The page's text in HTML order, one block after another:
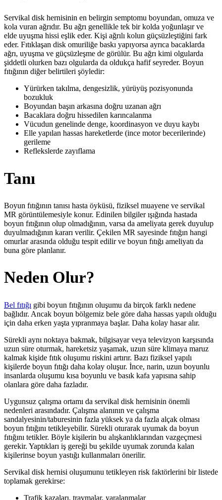
Servikal disk hernisinin en belirgin semptomu boyundan, omuza ve
kola vuran ağrıdır. Bu ağrı genellikle tek bir kolda yoğunlaşır ve
elde uyuşma hissi eşlik eder. Kişi ağrılı kolun güçsüzleştiğini fark
eder. Fıtıklaşan disk omuriliğe baskı yapıyorsa ayrıca bacaklarda
ağrı, uyuşma ve güçsüzleşme de görülür. Bu ağrı kimi olgularda
şiddetli olurken bazı olgularda da oldukça hafif seyreder. Boyun
fıtığının diğer belirtileri şöyledir:
Yürürken takılma, dengesizlik, yürüyüş pozisyonunda
bozukluk
Boyundan başın arkasına doğru uzanan ağrı
Bacaklara doğru hissedilen karıncalanma
Vücudun genelinde denge, koordinasyon ve duyu kaybı
Elle yapılan hassas hareketlerde (ince motor becerilerinde)
gerileme
Reflekslerde zayıflama
Tanı
Boyun fıtığının tanısı hasta öyküsü, fiziksel muayene ve servikal
MR görüntülemesiyle konur. Edinilen bilgiler ışığında hastada
boyun fıtığının olup olmadığının, varsa da ameliyata gerek duyulup
duyulmadığının kararı verilir. Çekilen MR sayesinde fıtığın hangi
omurlar arasında olduğu tespit edilir ve boyun fıtığı ameliyatı da
buna göre planlanır.
Neden Olur?
Bel fıtığı gibi boyun fıtığının oluşumu da birçok farklı nedene
bağlıdır. Ancak boyun bölgemiz bele göre daha hassas yapılı olduğu
için daha erken yaşta yıpranmaya başlar. Daha kolay hasar alır.
Sürekli aynı noktaya bakmak, bilgisayar veya televizyon karşısında
uzun süre oturmak, hareketsiz yaşamak, uzun süre klimaya maruz
kalmak kişide fıtık oluşumu riskini artırır. Bazı fiziksel yapılı
kişilerde boyun fıtığı daha kolay oluşur. İnce, narin, uzun boyunlu
insanlarda oluşumu kısa boyunlu ve basık kafa yapısına sahip
olanlara göre daha fazladır.
Uygunsuz çalışma ortamı da servikal disk hernisinin önemli
nedenleri arasındadır. Çalışma alanının ve çalışma
sandalyesinin/taburesinin fazla yüksek ya da fazla alçak olması
boyun fıtığını tetikleyebilir. Sürekli oturarak uyumak da boyun
fıtığını tetikler. Böyle kişilerin bu alışkanlıklarından vazgeçmesi
gerekir. Yaptıkları iş gereği bu şekilde uyumak zorunda kalan
kişilerinse boyun yastığı kullanmaları önerilir.
Servikal disk hernisi oluşumunu tetikleyen risk faktörlerini bir listede
toplamak gerekirse:
Trafik kazaları, travmalar, yaralanmalar